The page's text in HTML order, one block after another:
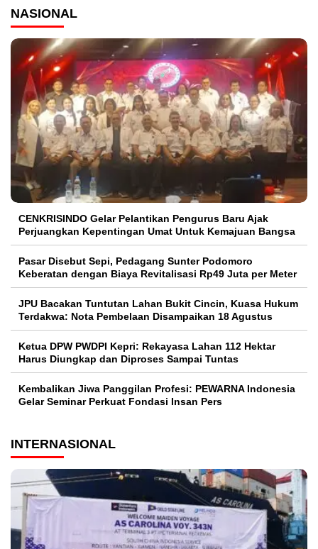
NASIONAL
CENKRISINDO Gelar Pelantikan Pengurus Baru Ajak
Perjuangkan Kepentingan Umat Untuk Kemajuan Bangsa
Pasar Disebut Sepi, Pedagang Sunter Podomoro
Keberatan dengan Biaya Revitalisasi Rp49 Juta per Meter
JPU Bacakan Tuntutan Lahan Bukit Cincin, Kuasa Hukum
Terdakwa: Nota Pembelaan Disampaikan 18 Agustus
Ketua DPW PWDPI Kepri: Rekayasa Lahan 112 Hektar
Harus Diungkap dan Diproses Sampai Tuntas
Kembalikan Jiwa Panggilan Profesi: PEWARNA Indonesia
Gelar Seminar Perkuat Fondasi Insan Pers
INTERNASIONAL